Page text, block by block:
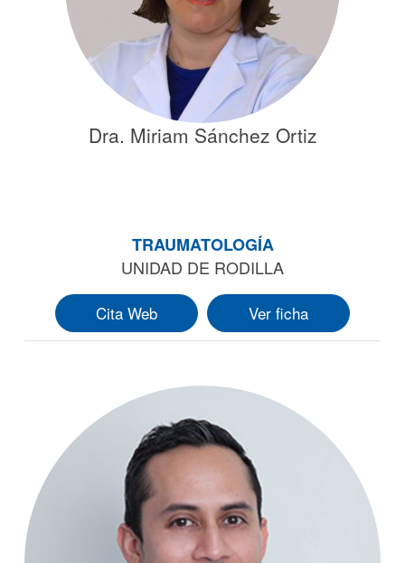
Dra. Miriam Sánchez Ortiz
TRAUMATOLOGÍA
UNIDAD DE RODILLA
Cita Web Ver ficha